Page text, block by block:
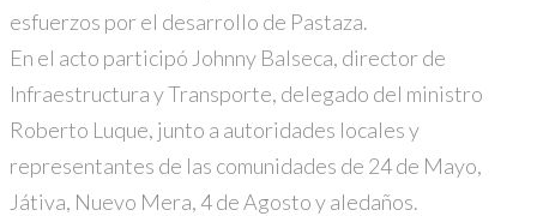
esfuerzos por el desarrollo de Pastaza.
En el acto participó Johnny Balseca, director de
Infraestructura y Transporte, delegado del ministro
Roberto Luque, junto a autoridades locales y
representantes de las comunidades de 24 de Mayo,
Játiva, Nuevo Mera, 4 de Agosto y aledaños.